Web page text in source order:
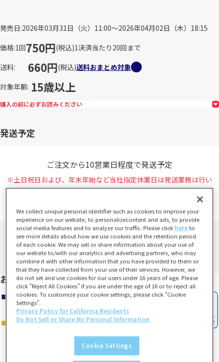
発売日 2026年03月31日（火）11:00～2026年04月02日（木）18:15
価格 1回750円(税込)1決済当たり20回まで
送料
660円(税込)送料おまとめ対象
対象年齢 15歳以上
購入の前に必ずお読みください
発送予定
ご注文から10営業日程度で発送予定
※土日祝日および、年末年始など当社指定休業日は発送業務は行い
ません。
お支払い方法
We collect unique personal identifier such as cookies to improve your
experience on our website, to personalizecontent and ads, to provide
social media features and to analyze our traffic. Please click hereto
see more details about how we use cookies and the retention period
of each cookie. We may sell or share information about your use of
our website to/with our analytics and advertising partners, who may
combine it with other information that you have provided to them or
that they have collected from your use of their services. However, we
do not set and use cookies for our users under 16 years of age. Please
click “Reject All Cookies” if you are under the age of 16 or to reject all
cookies. To customize your cookie settings, please click “Cookie
Settings”.
Privacy Policy for California Residents
Do Not Sell or Share My Personal Information
Cookie Settings